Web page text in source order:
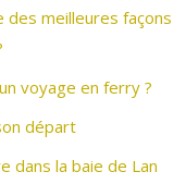
des meilleures façons
voyage en ferry ?
départ
dans la baie de Lan